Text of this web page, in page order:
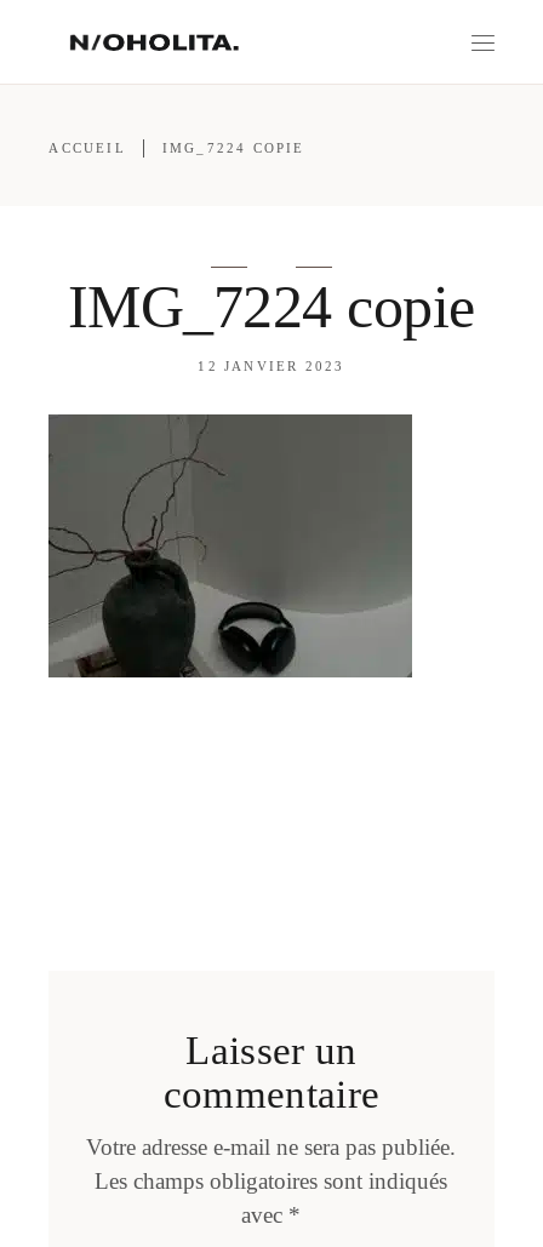
ACCUEIL IMG_7224 COPIE
IMG_7224 copie
12 JANVIER 2023
Laisser un
commentaire
Votre adresse e-mail ne sera pas publiée.
Les champs obligatoires sont indiqués
avec *